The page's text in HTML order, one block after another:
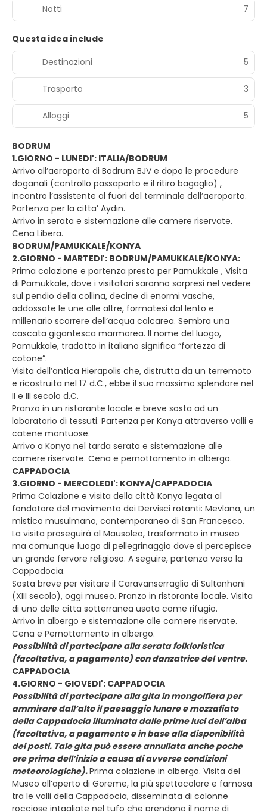
Notti 7
Questa idea include
Destinazioni
5
Trasporto 3
Alloggi 5
BODRUM
1.GIORNO - LUNEDI': ITALIA/BODRUM
Arrivo all’aeroporto di Bodrum BJV e dopo le procedure
doganali (controllo passaporto e il ritiro bagaglio) ,
incontro l’assistente al fuori del terminale dell’aeroporto.
Partenza per la citta’ Aydın.
Arrivo in serata e sistemazione alle camere riservate.
Cena Libera.
BODRUM/PAMUKKALE/KONYA
2.GIORNO - MARTEDI': BODRUM/PAMUKKALE/KONYA:
Prima colazione e partenza presto per Pamukkale , Visita
di Pamukkale, dove i visitatori saranno sorpresi nel vedere
sul pendio della collina, decine di enormi vasche,
addossate le une alle altre, formatesi dal lento e
millenario scorrere dell’acqua calcarea. Sembra una
cascata gigantesca marmorea. Il nome del luogo,
Pamukkale, tradotto in italiano significa “fortezza di
cotone”.
Visita dell’antica Hierapolis che, distrutta da un terremoto
e ricostruita nel 17 d.C., ebbe il suo massimo splendore nel
II e III secolo d.C.
Pranzo in un ristorante locale e breve sosta ad un
laboratorio di tessuti. Partenza per Konya attraverso valli e
catene montuose.
Arrivo a Konya nel tarda serata e sistemazione alle
camere riservate. Cena e pernottamento in albergo.
CAPPADOCIA
3.GIORNO - MERCOLEDI': KONYA/CAPPADOCIA
Prima Colazione e visita della città Konya legata al
fondatore del movimento dei Dervisci rotanti: Mevlana, un
mistico musulmano, contemporaneo di San Francesco.
La visita proseguirà al Mausoleo, trasformato in museo
ma comunque luogo di pellegrinaggio dove si percepisce
un grande fervore religioso. A seguire, partenza verso la
Cappadocia.
Sosta breve per visitare il Caravanserraglio di Sultanhani
(XIII secolo), oggi museo. Pranzo in ristorante locale. Visita
di uno delle citta sotterranea usata come rifugio.
Arrivo in albergo e sistemazione alle camere riservate.
Cena e Pernottamento in albergo.
Possibilità di partecipare alla serata folkloristica
(facoltativa, a pagamento) con danzatrice del ventre.
CAPPADOCIA
4.GIORNO - GIOVEDI': CAPPADOCIA
Possibilità di partecipare alla gita in mongolfiera per
ammirare dall’alto il paesaggio lunare e mozzafiato
della Cappadocia illuminata dalle prime luci dell’alba
(facoltativa, a pagamento e in base alla disponibilità
dei posti. Tale gita può essere annullata anche poche
ore prima dell’inizio a causa di avverse condizioni
meteorologiche).Prima colazione in albergo. Visita del
Museo all’aperto di Goreme, la più spettacolare e famosa
tra le valli della Cappadocia, disseminata di colonne
rocciose intagliate nel tufo che prendono il nome di